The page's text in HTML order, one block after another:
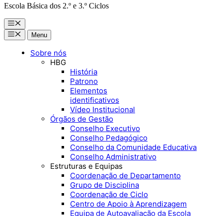
Escola Básica dos 2.º e 3.º Ciclos
Menu
MenuMenu
Sobre nós
HBG
História
Patrono
Elementos
identificativos
Vídeo Institucional
Órgãos de Gestão
Conselho Executivo
Conselho Pedagógico
Conselho da Comunidade Educativa
Conselho Administrativo
Estruturas e Equipas
Coordenação de Departamento
Grupo de Disciplina
Coordenação de Ciclo
Centro de Apoio à Aprendizagem
Equipa de Autoavaliação da Escola